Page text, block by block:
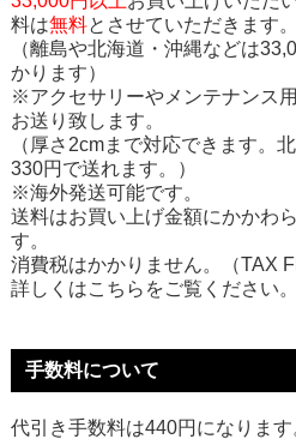
料は無料とさせていただきます。
（離島や北海道・沖縄などは
かります）
※アクセサリーやメンテナンス
お送り致します。
（厚さ2cmまで対応できます。
330円で送れます。）
※海外発送可能です。
送料はお買い上げ金額にかかわ
す。
消費税はかかりません。（TAX
詳しくはこちらをご覧ください。
手数料について
代引き手数料は440円になります